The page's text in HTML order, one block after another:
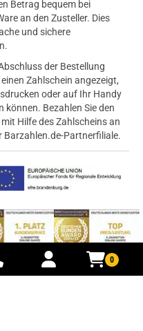
0
Betrag bequem bei
an den Zusteller. Dies
und sichere
der Bestellung
Zahlschein angezeigt,
oder auf Ihr Handy
können. Bezahlen Sie den
Hilfe des Zahlscheins an
Barzahlen.de-Partnerfiliale.
GmbH